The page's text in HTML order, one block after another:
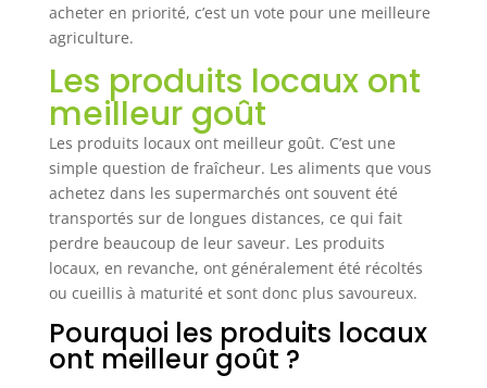
acheter en priorité, c’est un vote pour une meilleure
agriculture.
Les produits locaux ont
meilleur goût
Les produits locaux ont meilleur goût. C’est une
simple question de fraîcheur. Les aliments que vous
achetez dans les supermarchés ont souvent été
transportés sur de longues distances, ce qui fait
perdre beaucoup de leur saveur. Les produits
locaux, en revanche, ont généralement été récoltés
ou cueillis à maturité et sont donc plus savoureux.
Pourquoi les produits locaux
ont meilleur goût ?